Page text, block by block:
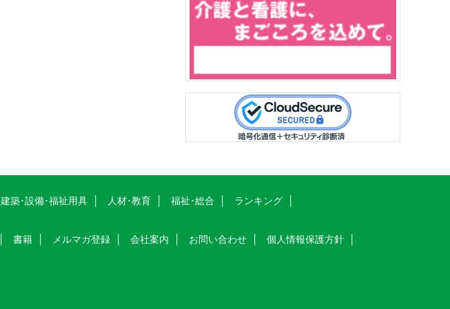
建築･設備･福祉用具 人材･教育 福祉･総合
ランキング
書籍 メルマガ登録 会社案内 お問い合わせ
個人情報保護方針